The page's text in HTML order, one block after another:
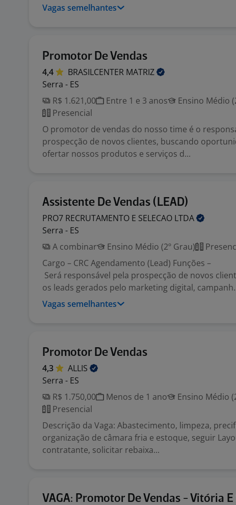
Vagas semelhantes
Promotor De Vendas
4,4 BRASILCENTER MATRIZ
Serra - ES
R$ 1.621,00
Entre 1 e 3 anos
Ensino Médio
Presencial
O promotor de vendas do nosso time é o
prospecção de novos clientes, buscando
ofertar nossos produtos e serviços d...
Assistente De Vendas (LEAD)
PRO7 RECRUTAMENTO E SELECAO LTDA
Serra - ES
A combinar
Ensino Médio (2º Grau)
Cargo – CRC Agendamento (Lead) Funções –
Será responsável pela prospecção de novos
os leads gerados pelo marketing digital,
Vagas semelhantes
Promotor De Vendas
4,3
ALLIS
Serra - ES
R$ 1.750,00
Menos de 1 ano
Ensino Médio
Presencial
Descrição da Vaga: Abastecimento, limpeza,
organização de câmara fria e estoque, seguir
contratante, solicitar rebaixa...
VAGA: Promotor De Vendas - Vitória